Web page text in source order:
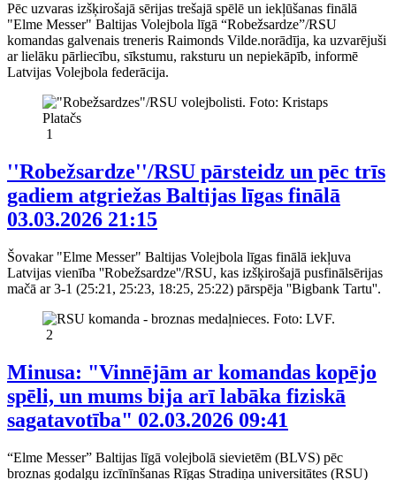
Pēc uzvaras izšķirošajā sērijas trešajā spēlē un iekļūšanas finālā
"Elme Messer" Baltijas Volejbola līgā “Robežsardze”/RSU
komandas galvenais treneris Raimonds Vilde.norādīja, ka uzvarējuši
ar lielāku pārliecību, sīkstumu, raksturu un nepiekāpīb, informē
Latvijas Volejbola federācija.
1
''Robežsardze''/RSU pārsteidz un pēc trīs
gadiem atgriežas Baltijas līgas finālā
03.03.2026 21:15
Šovakar "Elme Messer" Baltijas Volejbola līgas finālā iekļuva
Latvijas vienība ''Robežsardze''/RSU, kas izšķirošajā pusfinālsērijas
mačā ar 3-1 (25:21, 25:23, 18:25, 25:22) pārspēja ''Bigbank Tartu''.
2
Minusa: "Vinnējām ar komandas kopējo
spēli, un mums bija arī labāka fiziskā
sagatavotība" 02.03.2026 09:41
“Elme Messer” Baltijas līgā volejbolā sievietēm (BLVS) pēc
broznas godalgu izcīnīnšanas Rīgas Stradiņa universitātes (RSU)